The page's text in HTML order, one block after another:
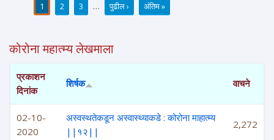
1 2 3 … पुढील › अंतिम »
कोरोना महात्म्य लेखमाला
प्रकाशन
दिनांक
शिर्षक वाचने
02-10-
2020
अस्वस्थतेकडून अस्वास्थ्याकडे : कोरोना माहात्म्य
||१२||
2,272